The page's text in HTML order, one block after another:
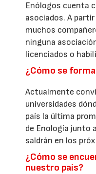
Enólogos cuenta
asociados. A
muchos
ninguna
licenciados o
¿Cómo se
Actualmente
universidades
país la última
de Enología junto
saldrán en los
¿Cómo se
nuestro país?